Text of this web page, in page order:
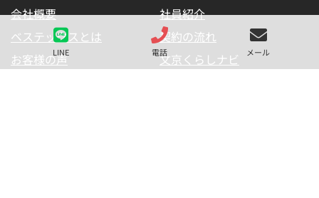
LINE 電話 メール
会社概要
社員紹介
ベステックスとは
契約の流れ
お客様の声
文京くらしナビ